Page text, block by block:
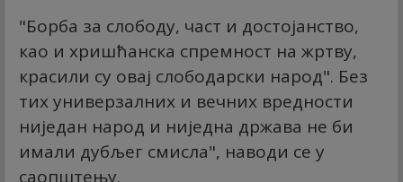
"Борба за слободу, част и достојанство,
као и хришћанска спремност на жртву,
красили су овај слободарски народ". Без
тих универзалних и вечних вредности
ниједан народ и ниједна држава не би
имали дубљег смисла", наводи се у
саопштењу.